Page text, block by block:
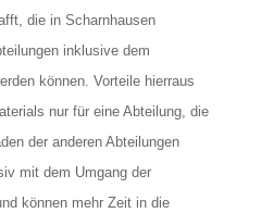
die in Scharnhausen
inklusive dem
können. Vorteile hierraus
nur für eine Abteilung, die
der anderen Abteilungen
mit dem Umgang der
können mehr Zeit in die